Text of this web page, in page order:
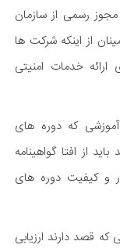
مجوز رسمی از سازمان
از اینکه شرکت ها
خدمات امنیتی
که دوره های
از افتا گواهینامه
و کیفیت دوره های
که قصد دارند ارزیابی